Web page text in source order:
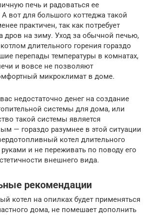
печь и радоваться ее
вот для большого коттеджа такой
практичен, так как потребует
дров на зиму. Уход за обычной печью,
длительного горения гораздо
перепады температуры в комнатах,
и вовсе не позволяют
микроклимат в доме.
недостаточно денег на создание
системы для дома, или
такой системы является
— гораздо разумнее в этой ситуации
котел длительного
и не переживать по поводу его
внешнего вида.
рекомендации
котел на опилках будет применяться
дома, не помешает дополнить